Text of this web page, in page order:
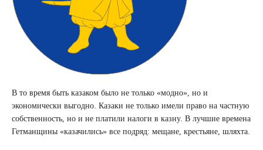
В то время быть казаком было не только «модно», но и
экономически выгодно. Казаки не только имели право на частную
собственность, но и не платили налоги в казну. В лучшие времена
Гетманщины «казачились» все подряд: мещане, крестьяне, шляхта.